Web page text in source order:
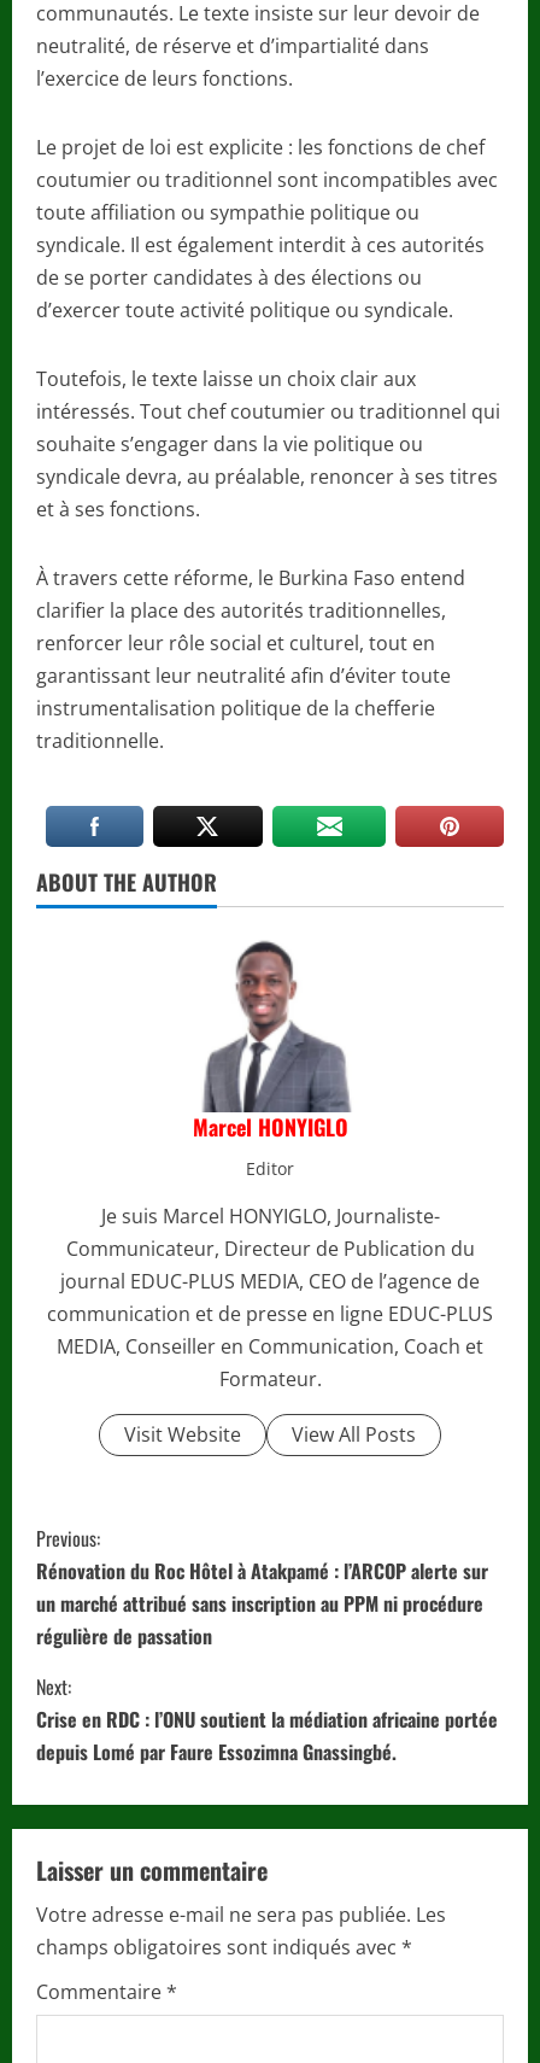
communautés. Le texte insiste sur leur devoir de
neutralité, de réserve et d’impartialité dans
l’exercice de leurs fonctions.
Le projet de loi est explicite : les fonctions de chef
coutumier ou traditionnel sont incompatibles avec
toute affiliation ou sympathie politique ou
syndicale. Il est également interdit à ces autorités
de se porter candidates à des élections ou
d’exercer toute activité politique ou syndicale.
Toutefois, le texte laisse un choix clair aux
intéressés. Tout chef coutumier ou traditionnel qui
souhaite s’engager dans la vie politique ou
syndicale devra, au préalable, renoncer à ses titres
et à ses fonctions.
À travers cette réforme, le Burkina Faso entend
clarifier la place des autorités traditionnelles,
renforcer leur rôle social et culturel, tout en
garantissant leur neutralité afin d’éviter toute
instrumentalisation politique de la chefferie
traditionnelle.
ABOUT THE AUTHOR
Marcel HONYIGLO
Editor
Je suis Marcel HONYIGLO, Journaliste-
Communicateur, Directeur de Publication du
journal EDUC-PLUS MEDIA, CEO de l’agence de
communication et de presse en ligne EDUC-PLUS
MEDIA, Conseiller en Communication, Coach et
Formateur.
Visit Website View All Posts
C
o
n
t
i
u
e
R
e
a
Previous:
Rénovation du Roc Hôtel à Atakpamé : l’ARCOP alerte sur
un marché attribué sans inscription au PPM ni procédure
régulière de passation
Next:
Crise en RDC : l’ONU soutient la médiation africaine portée
depuis Lomé par Faure Essozimna Gnassingbé.
Laisser un commentaire
Votre adresse e-mail ne sera pas publiée. Les
champs obligatoires sont indiqués avec *
Commentaire*